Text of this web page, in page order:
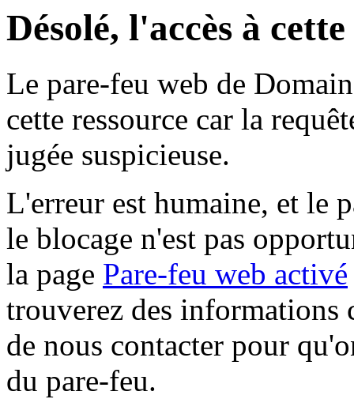
Désolé, l'accès à
Le pare-feu web de
cette ressource car la
jugée suspicieuse.
L'erreur est humaine, et le
le blocage n'est pas
la page Pare-feu web activé
trouverez des informations
de nous contacter pour
du pare-feu.